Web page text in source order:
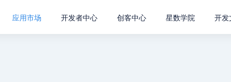
应用市场 开发者中心 创客中心 星数学院 开发